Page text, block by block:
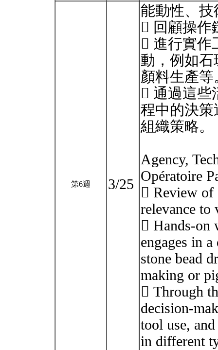
第6週 3/25
能動性、
 回顧操作
 進行實作
動，例如
顏料生產等
 通過這些
程中的決
組織策略。
Agency,
Opératoire
 Review of
relevance to
 Hands-on
engages in
stone bead
making or
 Through
decision-
tool use,
in different